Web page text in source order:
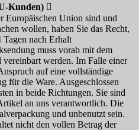
Kunden) 
Europäischen Union sind und
wollen, haben Sie das Recht,
nach Erhalt
muss vorab mit dem
werden. Im Falle einer
auf eine vollständige
für die Ware. Ausgeschlossen
in beide Richtungen. Sie sind
an uns verantwortlich. Die
und unbenutzt sein.
nicht den vollen Betrag der